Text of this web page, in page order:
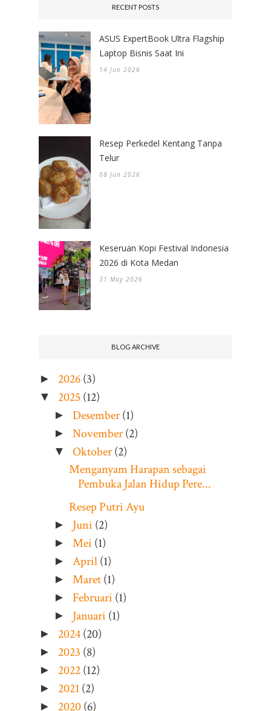
RECENT POSTS
ASUS ExpertBook Ultra Flagship
Laptop Bisnis Saat Ini
14 Jun 2026
Resep Perkedel Kentang Tanpa
Telur
08 Jun 2026
Keseruan Kopi Festival Indonesia
2026 di Kota Medan
31 May 2026
BLOG ARCHIVE
► 2026(3)
▼ 2025(12)
► Desember(1)
► November(2)
▼ Oktober(2)
Menganyam Harapan sebagai
Pembuka Jalan Hidup Pere...
Resep Putri Ayu
► Juni (2)
► Mei (1)
► April(1)
► Maret(1)
► Februari (1)
► Januari (1)
► 2024(20)
► 2023 (8)
► 2022(12)
► 2021(2)
► 2020(6)